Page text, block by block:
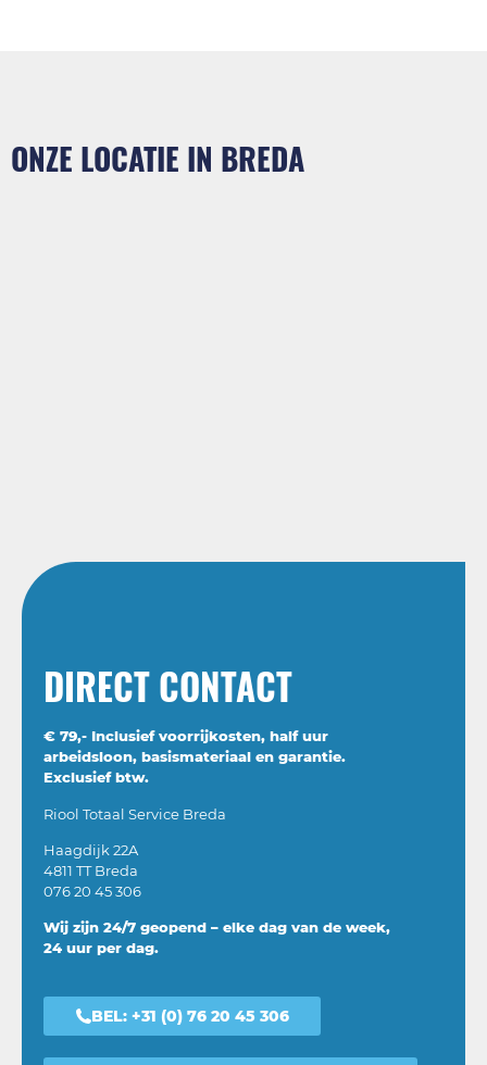
ONZE LOCATIE IN BREDA
DIRECT CONTACT
€ 79,- Inclusief voorrijkosten, half uur
arbeidsloon, basismateriaal en garantie.
Exclusief btw.
Riool Totaal Service Breda
Haagdijk 22A
4811 TT Breda
076 20 45 306
Wij zijn 24/7 geopend – elke dag van de week,
24 uur per dag.
BEL: +31 (0) 76 20 45 306